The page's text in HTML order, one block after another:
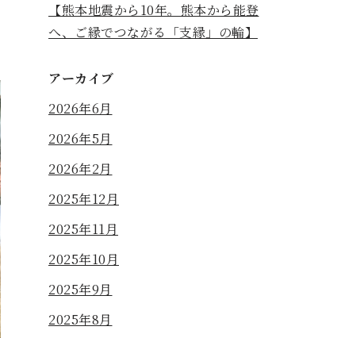
【熊本地震から10年。熊本から能登
へ、ご縁でつながる「支縁」の輪】
アーカイブ
2026年6月
2026年5月
2026年2月
2025年12月
2025年11月
2025年10月
2025年9月
2025年8月